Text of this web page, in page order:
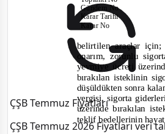
ÇŞB Temmuz Fiyatları
ÇŞB Temmuz 2026 Fiyatları veri
Gündem No
Karar Tarihi
Karar No
belirtilen araçlar için;
onarım, zorunlu
yevmiye ücreti
bırakılan isteklinin
düşüldükten sonra
vergisi, sigorta
üzerinde bırakılan
teklif bedellerinin